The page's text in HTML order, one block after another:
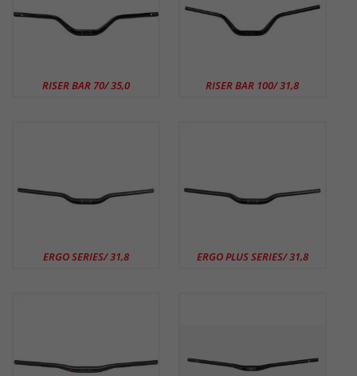
RISER BAR 70/ 35,0 RISER BAR 100/ 31,8
ERGO SERIES/ 31,8 ERGO PLUS SERIES/ 31,8